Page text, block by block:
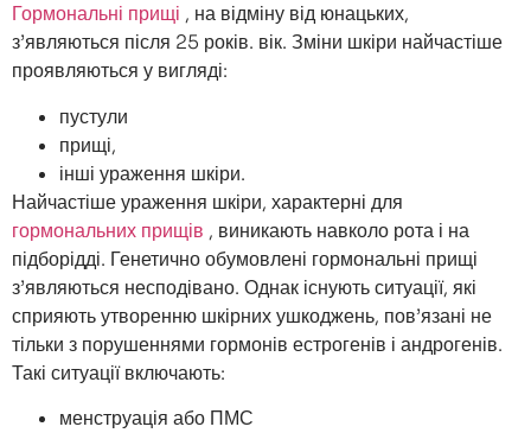
Гормональні прищі , на відміну від юнацьких,
з’являються після 25 років. вік. Зміни шкіри найчастіше
проявляються у вигляді:
пустули
прищі,
інші ураження шкіри.
Найчастіше ураження шкіри, характерні для
гормональних прищів , виникають навколо рота і на
підборідді. Генетично обумовлені гормональні прищі
з’являються несподівано. Однак існують ситуації, які
сприяють утворенню шкірних ушкоджень, пов’язані не
тільки з порушеннями гормонів естрогенів і андрогенів.
Такі ситуації включають:
менструація або ПМС